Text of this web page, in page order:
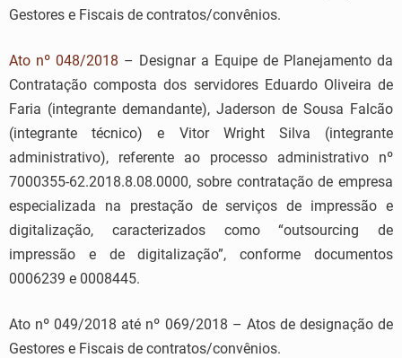
Gestores e Fiscais de contratos/convênios.
Ato nº 048/2018 – Designar a Equipe de Planejamento da
Contratação composta dos servidores Eduardo Oliveira de
Faria (integrante demandante), Jaderson de Sousa Falcão
(integrante técnico) e Vitor Wright Silva (integrante
administrativo), referente ao processo administrativo nº
7000355-62.2018.8.08.0000, sobre contratação de empresa
especializada na prestação de serviços de impressão e
digitalização, caracterizados como “outsourcing de
impressão e de digitalização”, conforme documentos
0006239 e 0008445.
Ato nº 049/2018 até nº 069/2018 – Atos de designação de
Gestores e Fiscais de contratos/convênios.